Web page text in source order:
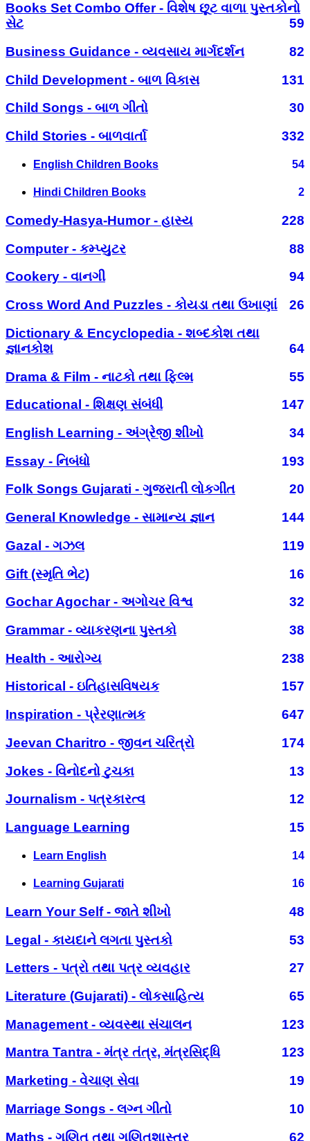
Books Set Combo Offer - વિશેષ છૂટ વાળા પુસ્તકોનો
સેટ
59
Business Guidance - વ્યવસાય માર્ગદર્શન
82
Child Development - બાળ વિકાસ
131
Child Songs - બાળ ગીતો
30
Child Stories - બાળવાર્તા
332
English Children Books 54
Hindi Children Books 2
Comedy-Hasya-Humor - હાસ્ય
228
Computer - કમ્પ્યુટર
88
Cookery - વાનગી
94
Cross Word And Puzzles - કોયડા તથા ઉખાણાં
26
Dictionary & Encyclopedia - શબ્દકોશ તથા
જ્ઞાનકોશ
64
Drama & Film - નાટકો તથા ફિલ્મ
55
Educational - શિક્ષણ સંબંધી
147
English Learning - અંગ્રેજી શીખો
34
Essay - નિબંધો
193
Folk Songs Gujarati - ગુજરાતી લોકગીત
20
General Knowledge - સામાન્ય જ્ઞાન
144
Gazal - ગઝલ
119
Gift (સ્મૃતિ ભેટ)
16
Gochar Agochar - અગોચર વિશ્વ
32
Grammar - વ્યાકરણના પુસ્તકો
38
Health - આરોગ્ય
238
Historical - ઇતિહાસવિષયક
157
Inspiration - પ્રેરણાત્મક
647
Jeevan Charitro - જીવન ચરિત્રો
174
Jokes - વિનોદનો ટુચકા
13
Journalism - પત્રકારત્વ
12
Language Learning
15
Learn English 14
Learning Gujarati 16
Learn Your Self - જાતે શીખો
48
Legal - કાયદાને લગતા પુસ્તકો
53
Letters - પત્રો તથા પત્ર વ્યવહાર
27
Literature (Gujarati) - લોકસાહિત્ય
65
Management - વ્યવસ્થા સંચાલન
123
Mantra Tantra - મંત્ર તંત્ર, મંત્રસિદ્ધિ
123
Marketing - વેચાણ સેવા
19
Marriage Songs - લગ્ન ગીતો
10
Maths - ગણિત તથા ગણિતશાસ્ત્ર
62